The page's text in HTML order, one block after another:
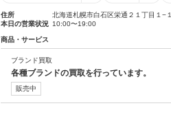
住所
北海道札幌市白石区栄通２１丁目１−１
本日の営業状況 10:00〜19:00
商品・サービス
ブランド買取
各種ブランドの買取を行っています。
販売中